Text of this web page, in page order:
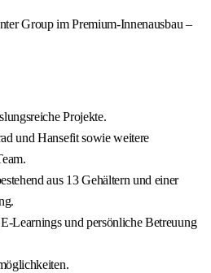
Group im Premium-Innenausbau –
Projekte.
und Hansefit sowie weitere
aus 13 Gehältern und einer
Learnings und persönliche Betreuung